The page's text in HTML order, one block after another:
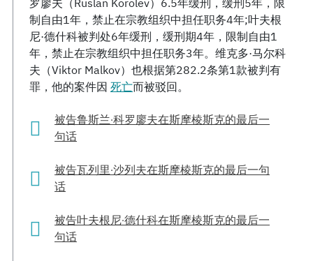
罗廖夫（Ruslan Korolev）6.5年缓刑，缓刑5年，限
制自由1年，禁止在宗教组织中担任职务4年;叶夫根
尼·德什科被判处6年缓刑，缓刑期4年，限制自由1
年，禁止在宗教组织中担任职务3年。维克多·马尔科
夫（Viktor Malkov）也根据第282.2条第1款被判有
罪，他的案件因 死亡而被驳回。
被告鲁斯兰·科罗廖夫在斯摩棱斯克的最后一
句话
被告瓦列里·沙列夫在斯摩棱斯克的最后一句
话
被告叶夫根尼·德什科在斯摩棱斯克的最后一
句话